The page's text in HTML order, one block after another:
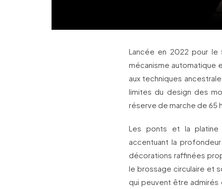
Lancée en 2022 pour le
mécanisme automatique
aux techniques
limites du design des
réserve de marche de 65
Les ponts et la platine
accentuant la
décorations raffinées
le brossage circulaire et
qui peuvent être